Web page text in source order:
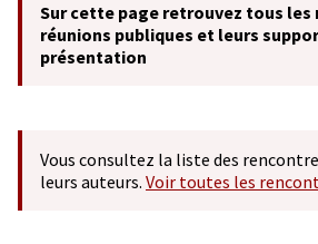
Sur cette page retrouvez tous les
réunions publiques et leurs
présentation
Vous consultez la liste des
leurs auteurs. Voir toutes les